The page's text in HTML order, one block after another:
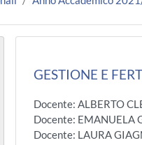
GESTIONE E
Docente: ALBERTO
Docente: EMANUELA
Docente: LAURA